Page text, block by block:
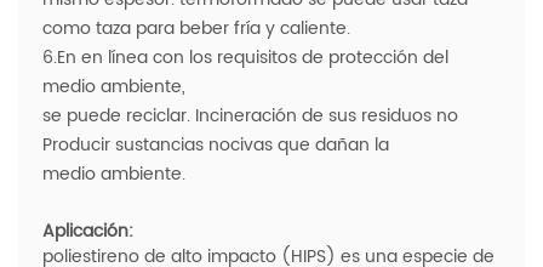
como taza para beber fría y caliente.
6.En en línea con los requisitos de protección del
medio ambiente,
se puede reciclar. Incineración de sus residuos no
Producir sustancias nocivas que dañan la
medio ambiente.
Aplicación:
poliestireno de alto impacto (HIPS) es una especie de